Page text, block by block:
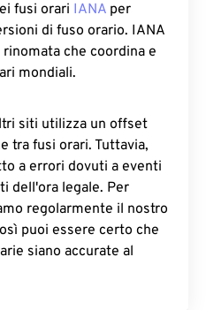
fusi orari IANA per
di fuso orario. IANA
che coordina e
mondiali.
siti utilizza un offset
tra fusi orari. Tuttavia,
a errori dovuti a eventi
dell'ora legale. Per
regolarmente il nostro
puoi essere certo che
siano accurate al